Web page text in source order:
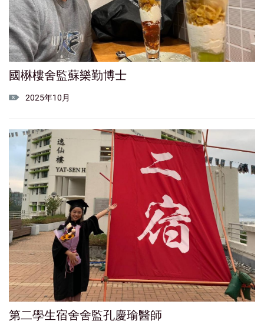
國楙樓舍監蘇樂勤博士
2025年10月
第二學生宿舍舍監孔慶瑜醫師